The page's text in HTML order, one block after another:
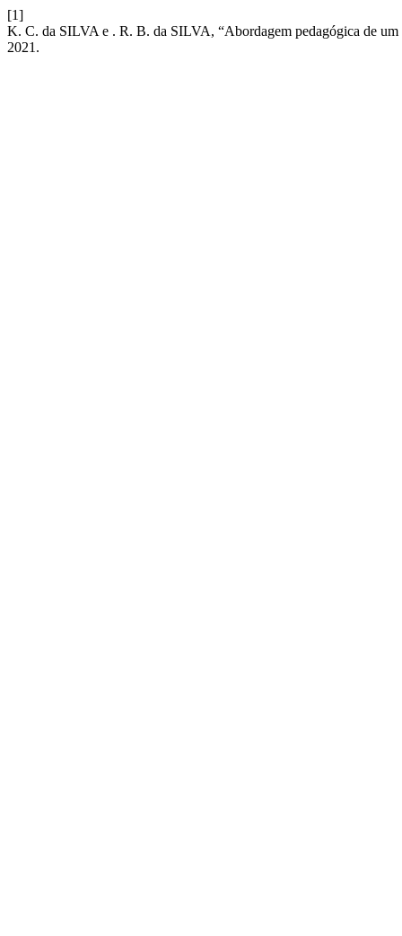
[1]
K. C. da SILVA e . R. B. da SILVA, “Abordagem pedagógica de
2021.